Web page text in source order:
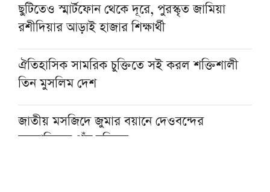
ছুটিতেও স্মার্টফোন থেকে দূরে, পুরস্কৃত জামিয়া
রশীদিয়ার আড়াই হাজার শিক্ষার্থী
ঐতিহাসিক সামরিক চুক্তিতে সই করল শক্তিশালী
তিন মুসলিম দেশ
জাতীয় মসজিদে জুমার বয়ানে দেওবন্দের
মুহতামিমের পাঁচ নসিহত